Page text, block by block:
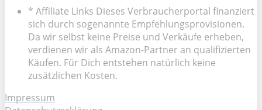
* Affiliate Links Dieses Verbraucherportal finanziert
sich durch sogenannte Empfehlungsprovisionen.
Da wir selbst keine Preise und Verkäufe erheben,
verdienen wir als Amazon-Partner an qualifizierten
Käufen. Für Dich entstehen natürlich keine
zusätzlichen Kosten.
Impressum